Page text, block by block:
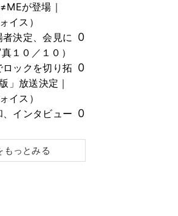
が登場｜
イス）
者決定、会見に
１０／１０）
0
ロックを切り拓
」放送決定｜
イス）
0
、インタビュー 0
もっとみる